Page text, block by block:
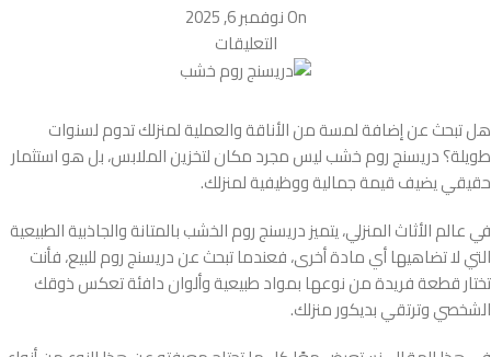
On نوفمبر 6, 2025
التعليقات
هل تبحث عن إضافة لمسة من الأناقة والعملية لمنزلك تدوم لسنوات
طويلة؟ دريسنج روم خشب ليس مجرد مكان لتخزين الملابس، بل هو استثمار
حقيقي يضيف قيمة جمالية ووظيفية لمنزلك.
في عالم الأثاث المنزلي، يتميز دريسنج روم الخشب بالمتانة والجاذبية الطبيعية
التي لا تضاهيها أي مادة أخرى، فعندما تبحث عن دريسنج روم للبيع، فأنت
تختار قطعة فريدة من نوعها بمواد طبيعية وألوان دافئة تعكس ذوقك
الشخصي وترتقي بديكور منزلك.